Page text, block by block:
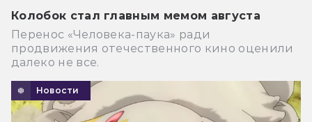
Колобок стал главным мемом августа
Перенос «Человека-паука» ради
продвижения отечественного кино оценили
далеко не все.
Новости